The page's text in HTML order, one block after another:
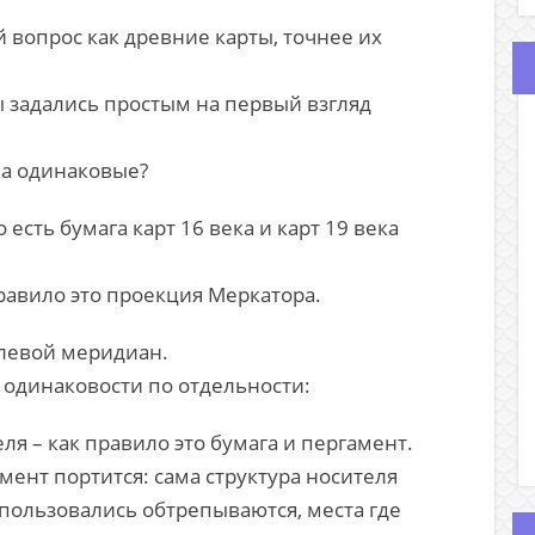
вопрос как древние карты, точнее их
простым на первый взгляд
одинаковые?
бумага карт 16 века и карт 19 века
это проекция Меркатора.
меридиан.
по отдельности:
– как правило это бумага и пергамент.
портится: сама структура носителя
обтрепываются, места где